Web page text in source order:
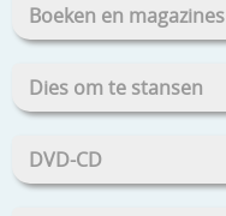
Boeken en magazines
Dies om te stansen
DVD-CD